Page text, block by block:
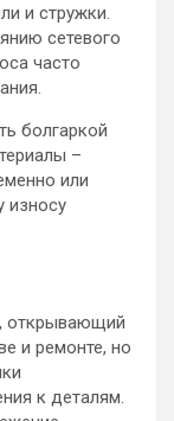
и стружки.
сетевого
часто
болгаркой
–
или
износу
открывающий
и ремонте, но
к деталям.